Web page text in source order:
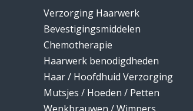
Verzorging Haarwerk
Bevestigingsmiddelen
Chemotherapie
Haarwerk benodigdheden
Haar / Hoofdhuid Verzorging
Mutsjes / Hoeden / Petten